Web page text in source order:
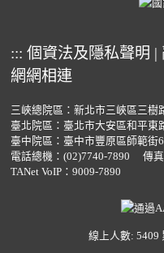
::: 個資法及隱私聲明 |
網網相連
三峽總院區：新北市三峽區三樹
臺北院區：臺北市大安區和平東
臺中院區：臺中市豐原區師範街
電話總機： (02)7740-7890
傳
TANet VoIP：9009-7890
線上人數: 5409